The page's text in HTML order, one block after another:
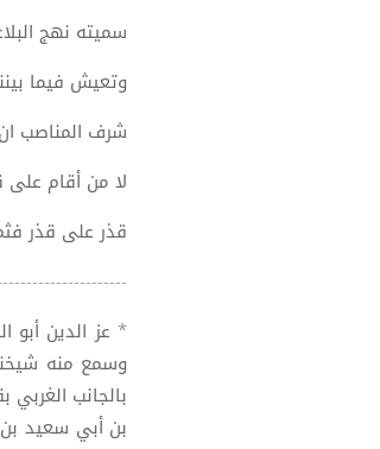
سميته نهج
وتعيش فيما
شرف المناصب
لا من أقام
قذر على قذر
* عز الدين
وسمع منه
بن أبي سعيد